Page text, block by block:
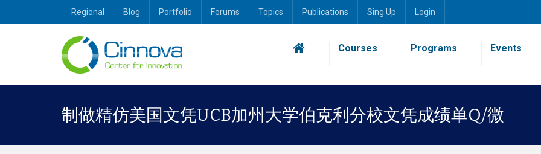
Regional Blog Portfolio Forums Topics Publications Sing Up Login
Courses Programs Events
制做精仿美国文凭UCB加州大学伯克利分校文凭成绩单Q/微